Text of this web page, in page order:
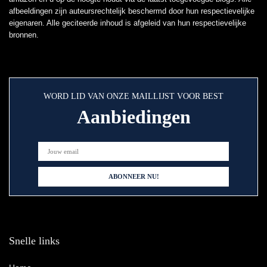
afbeeldingen zijn auteursrechtelijk beschermd door hun respectievelijke
eigenaren. Alle geciteerde inhoud is afgeleid van hun respectievelijke
bronnen.
WORD LID VAN ONZE MAILLIJST VOOR BEST
Aanbiedingen
Snelle links